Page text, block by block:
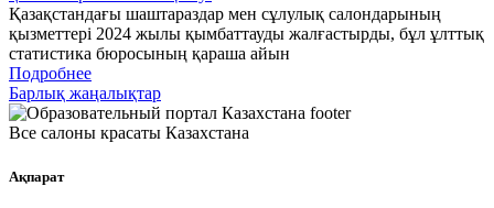
Қазақстандағы шаштараздар мен сұлулық салондарының
қызметтері 2024 жылы қымбаттауды жалғастырды, бұл ұлттық
статистика бюросының қараша айын
Подробнее
Барлық жаңалықтар
Все салоны красаты Казахстана
Ақпарат